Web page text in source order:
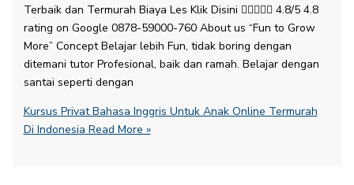
Terbaik dan Termurah Biaya Les Klik Disini  4.8/5 4.8
rating on Google 0878-59000-760 About us “Fun to Grow
More” Concept Belajar lebih Fun, tidak boring dengan
ditemani tutor Profesional, baik dan ramah. Belajar dengan
santai seperti dengan
Kursus Privat Bahasa Inggris Untuk Anak Online Termurah
Di Indonesia Read More »